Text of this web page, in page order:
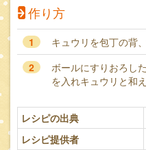
作り方
1
キュウリを包丁の背
2
ボールにすりおろし
を入れキュウリと和え
レシピの出典
レシピ提供者